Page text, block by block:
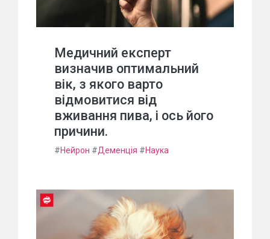
Медичний експерт
визначив оптимальний
вік, з якого варто
відмовитися від
вживання пива, і ось його
причини.
#Нейрон #Деменція #Наука